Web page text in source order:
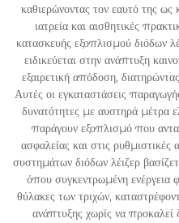
καθιερώνοντας τον εαυτό της
ιατρεία και αισθητικές
κατασκευής εξοπλισμού διόδων
ειδικεύεται στην ανάπτυξη
εξαιρετική απόδοση,
Αυτές οι εγκαταστάσεις
δυνατότητες με αυστηρά μέτρα
παράγουν εξοπλισμό που
ασφαλείας και στις ρυθμιστικές
συστημάτων διόδων λέιζερ
όπου συγκεντρωμένη ενέργεια
θύλακες των τριχών,
ανάπτυξης χωρίς να